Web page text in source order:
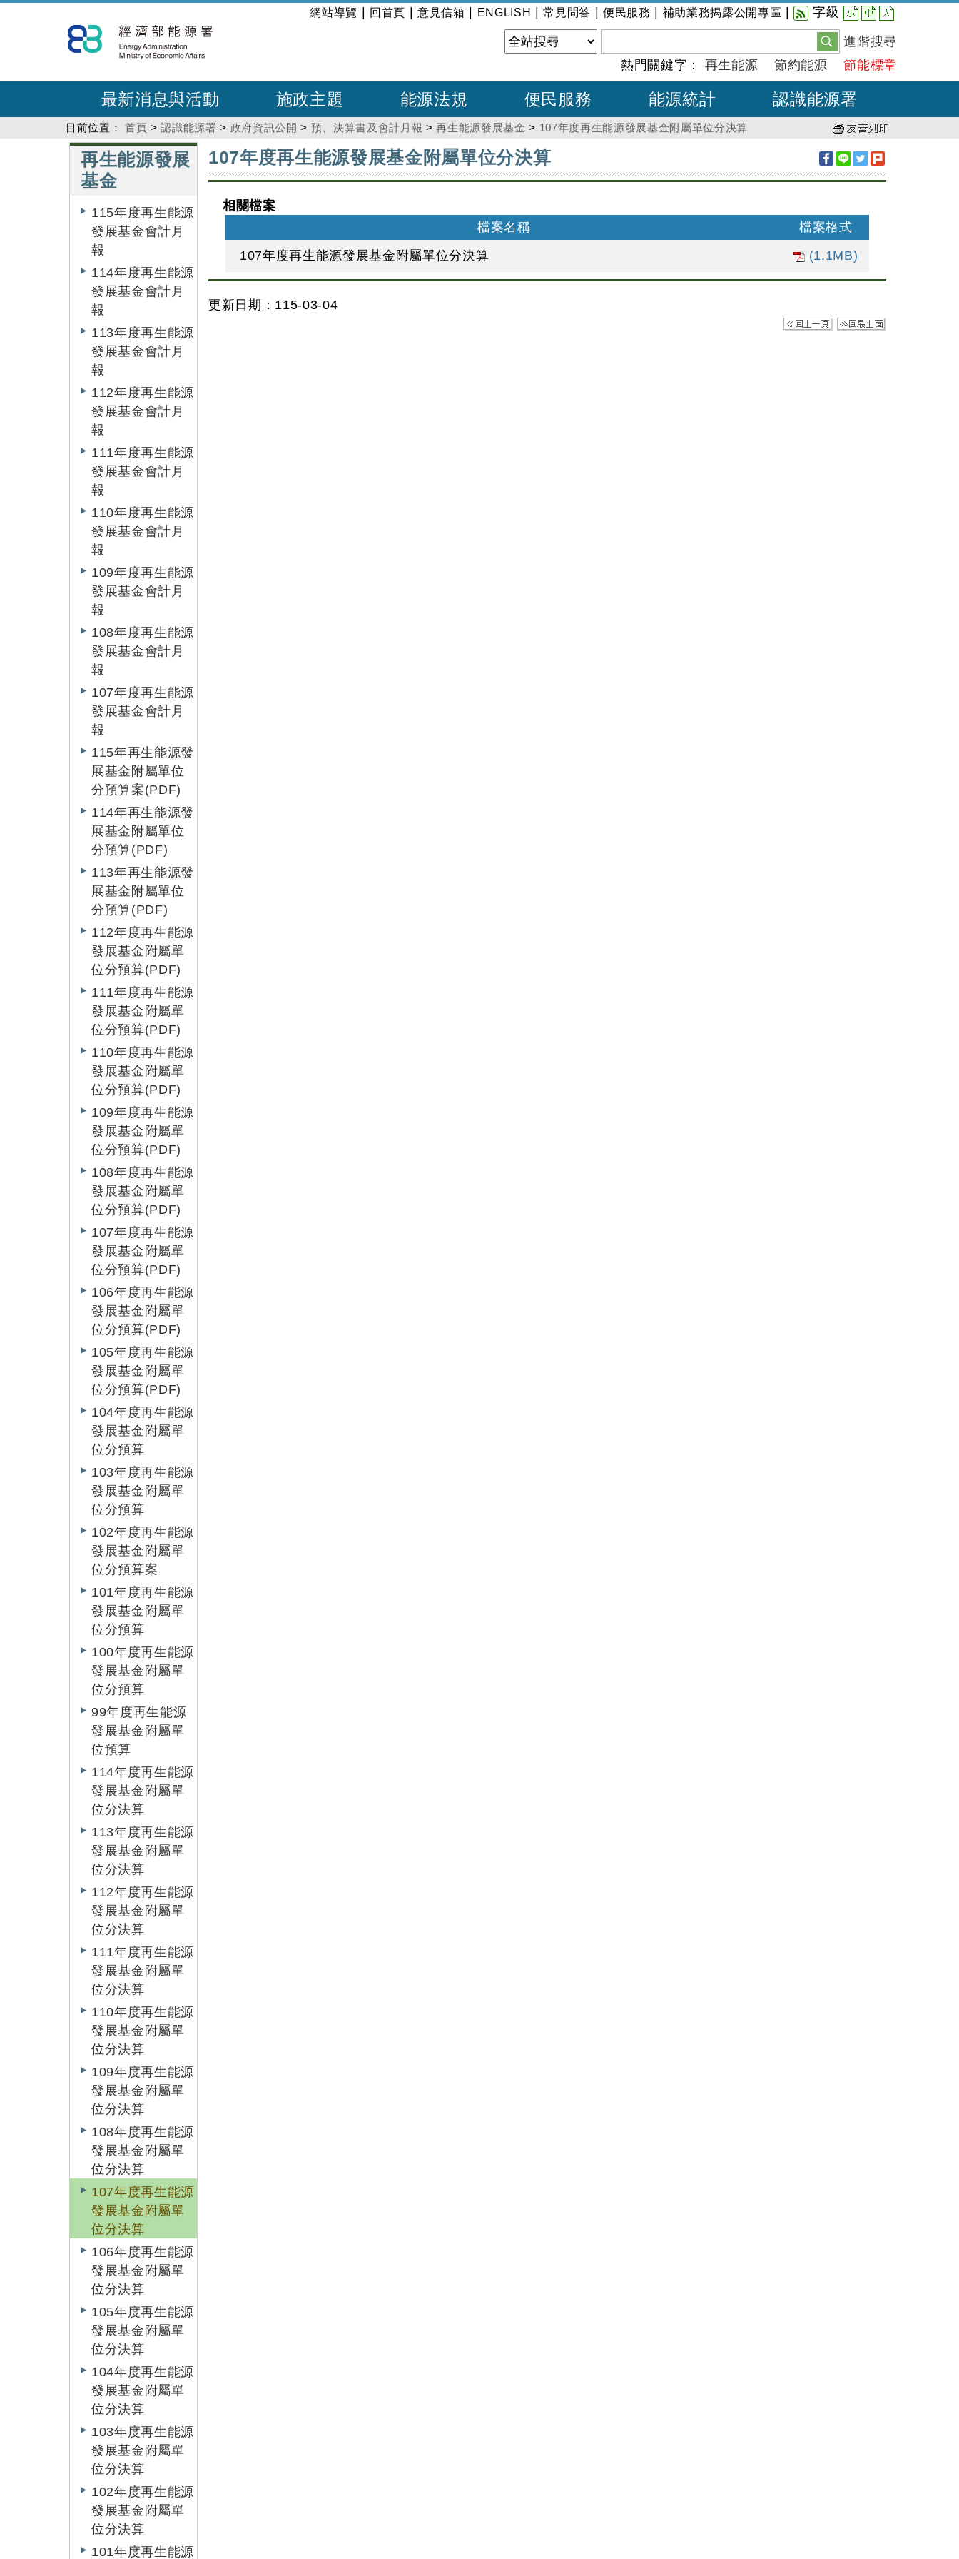
到
主
內
:::
網站導覽 回首頁 意見信箱 ENGLISH |常見問答 便民服務 補助業務揭露公開專區 字級 小 中 大
進階搜尋
熱門關鍵字： 再生能源 節約能源 節能標章
最新消息與活動 施政主題 能源法規 便民服務 能源統計 認識能源署
目前位置： 首頁 >認識能源署 > 政府資訊公開 > 預、決算書及會計月報 >再生能源發展基金 > 107年度再生能源發展基金附屬單位分決算
再生能源發展
基金
115年度再生能源
發展基金會計月
報
114年度再生能源
發展基金會計月
報
113年度再生能源
發展基金會計月
報
112年度再生能源
發展基金會計月
報
111年度再生能源
發展基金會計月
報
110年度再生能源
發展基金會計月
報
109年度再生能源
發展基金會計月
報
108年度再生能源
發展基金會計月
報
107年度再生能源
發展基金會計月
報
115年再生能源發
展基金附屬單位
分預算案(PDF)
114年再生能源發
展基金附屬單位
分預算(PDF)
113年再生能源發
展基金附屬單位
分預算(PDF)
112年度再生能源
發展基金附屬單
位分預算(PDF)
111年度再生能源
發展基金附屬單
位分預算(PDF)
110年度再生能源
發展基金附屬單
位分預算(PDF)
109年度再生能源
發展基金附屬單
位分預算(PDF)
108年度再生能源
發展基金附屬單
位分預算(PDF)
107年度再生能源
發展基金附屬單
位分預算(PDF)
106年度再生能源
發展基金附屬單
位分預算(PDF)
105年度再生能源
發展基金附屬單
位分預算(PDF)
104年度再生能源
發展基金附屬單
位分預算
103年度再生能源
發展基金附屬單
位分預算
102年度再生能源
發展基金附屬單
位分預算案
101年度再生能源
發展基金附屬單
位分預算
100年度再生能源
發展基金附屬單
位分預算
99年度再生能源
發展基金附屬單
位預算
114年度再生能源
發展基金附屬單
位分決算
113年度再生能源
發展基金附屬單
位分決算
112年度再生能源
發展基金附屬單
位分決算
111年度再生能源
發展基金附屬單
位分決算
110年度再生能源
發展基金附屬單
位分決算
109年度再生能源
發展基金附屬單
位分決算
108年度再生能源
發展基金附屬單
位分決算
107年度再生能源
發展基金附屬單
位分決算
106年度再生能源
發展基金附屬單
位分決算
105年度再生能源
發展基金附屬單
位分決算
104年度再生能源
發展基金附屬單
位分決算
103年度再生能源
發展基金附屬單
位分決算
102年度再生能源
發展基金附屬單
位分決算
101年度再生能源
107年度再生能源發展基金附屬單位分決算
相關檔案
檔案名稱
檔案格式
107年度再生能源發展基金附屬單位分決算
(1.1MB)
更新日期：115-03-04